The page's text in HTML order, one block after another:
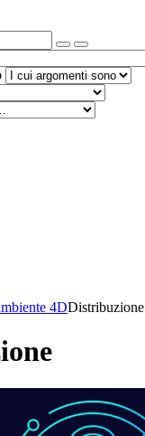
4DDistribuzione